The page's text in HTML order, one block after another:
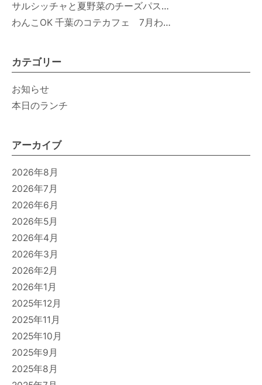
サルシッチャと夏野菜のチーズパスタ期間限定新メニュー登場！
わんこOK 千葉のコテカフェ 7月わんこの日 白身魚とカラフルやさいのオムレツ
カテゴリー
お知らせ
本日のランチ
アーカイブ
2026年8月
2026年7月
2026年6月
2026年5月
2026年4月
2026年3月
2026年2月
2026年1月
2025年12月
2025年11月
2025年10月
2025年9月
2025年8月